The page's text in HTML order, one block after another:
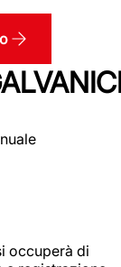
occuperà di